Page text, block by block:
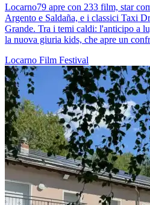
Locarno79 apre con 233 film, star
Argento e Saldaña, e i classici Taxi
Grande. Tra i temi caldi: l'anticipo a
la nuova giuria kids, che apre un
Locarno Film Festival